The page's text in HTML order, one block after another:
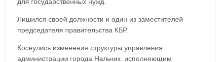
Лишился своей должности и один из заместителей
председателя правительства КБР.
Коснулись изменения структуры управления
администрации города Нальчик: исполняющим